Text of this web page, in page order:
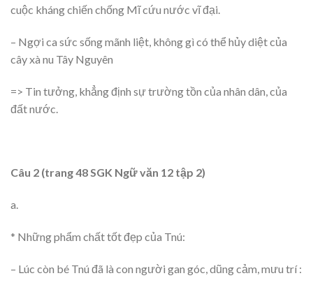
cuộc kháng chiến chống Mĩ cứu nước vĩ đại.
– Ngợi ca sức sống mãnh liệt, không gì có thể hủy diệt của
cây xà nu Tây Nguyên
=> Tin tưởng, khẳng định sự trường tồn của nhân dân, của
đất nước.
Câu 2 (trang 48 SGK Ngữ văn 12 tập 2)
a.
* Những phẩm chất tốt đẹp của Tnú:
– Lúc còn bé Tnú đã là con người gan góc, dũng cảm, mưu trí :